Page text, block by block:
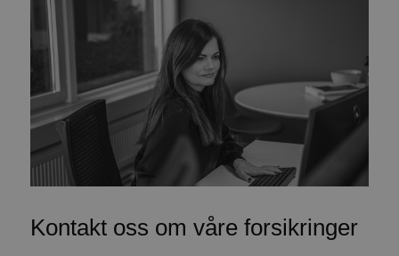
Kontakt oss om våre forsikringer